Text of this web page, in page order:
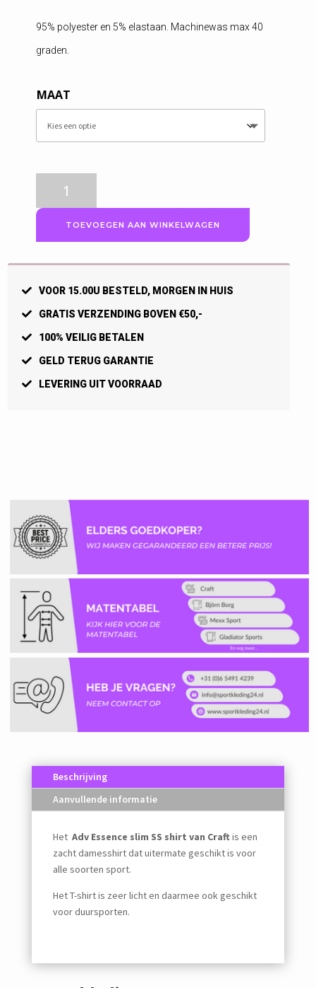
95% polyester en 5% elastaan. Machinewas max 40
graden.
MAAT
Damesshirt,
Adv
Essence
slim,
Navyblauw
TOEVOEGEN AAN WINKELWAGEN
VOOR 15.00U BESTELD, MORGEN IN HUIS
GRATIS VERZENDING BOVEN €50,-
100% VEILIG BETALEN
GELD TERUG GARANTIE
LEVERING UIT VOORRAAD
Beschrijving
Aanvullende informatie
Het Adv Essence slim SS shirt van Craftis een
zacht damesshirt dat uitermate geschikt is voor
alle soorten sport.
Het T-shirt is zeer licht en daarmee ook geschikt
voor duursporten.